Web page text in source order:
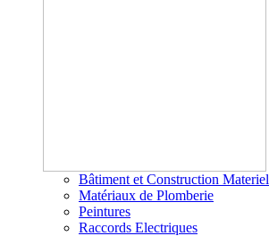
Bâtiment et Construction Materiel
Matériaux de Plomberie
Peintures
Raccords Electriques